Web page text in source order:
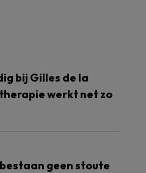
bij Gilles de la
werkt net zo
geen stoute